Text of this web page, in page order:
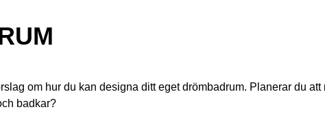
om hur du kan designa ditt eget drömbadrum. Planerar du
badkar?